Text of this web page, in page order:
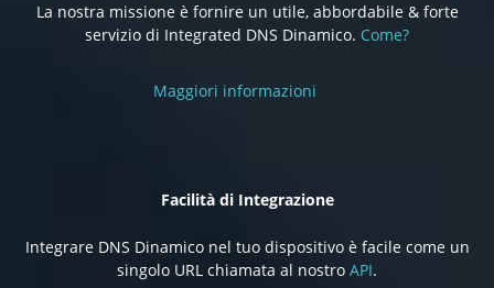
La nostra missione è fornire un utile, abbordabile & forte
servizio di Integrated DNS Dinamico. Come?
Maggiori informazioni
Facilità di Integrazione
Integrare DNS Dinamico nel tuo dispositivo è facile come un
singolo URL chiamata al nostro API.